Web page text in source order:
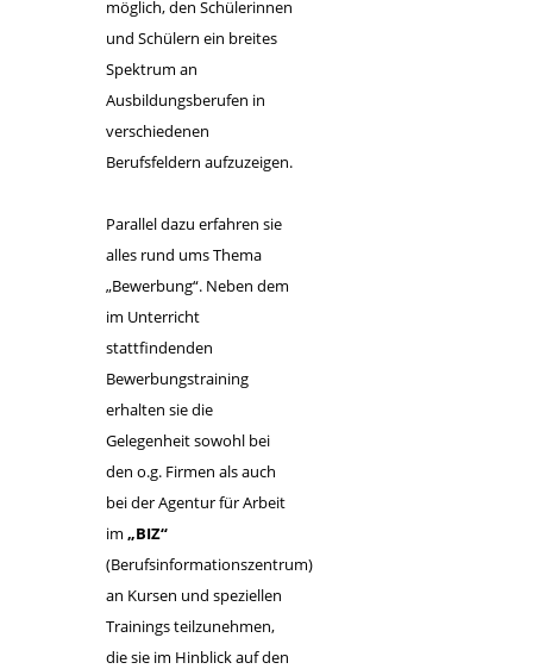
möglich, den Schülerinnen
und Schülern ein breites
Spektrum an
Ausbildungsberufen in
verschiedenen
Berufsfeldern aufzuzeigen.
Parallel dazu erfahren sie
alles rund ums Thema
„Bewerbung“. Neben dem
im Unterricht
stattfindenden
Bewerbungstraining
erhalten sie die
Gelegenheit sowohl bei
den o.g. Firmen als auch
bei der Agentur für Arbeit
im „BIZ“
(Berufsinformationszentrum)
an Kursen und speziellen
Trainings teilzunehmen,
die sie im Hinblick auf den